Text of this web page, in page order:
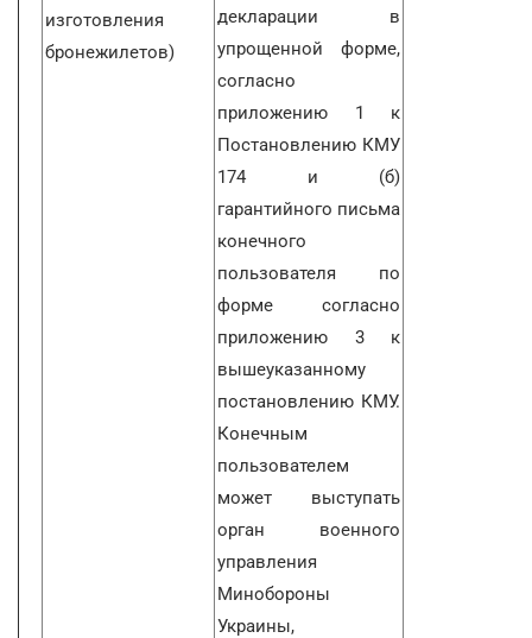
изготовления
бронежилетов)
декларации в
упрощенной форме,
согласно
приложению 1 к
Постановлению КМУ
174 и (б)
гарантийного письма
конечного
пользователя по
форме согласно
приложению 3 к
вышеуказанному
постановлению КМУ.
Конечным
пользователем
может выступать
орган военного
управления
Минобороны
Украины,